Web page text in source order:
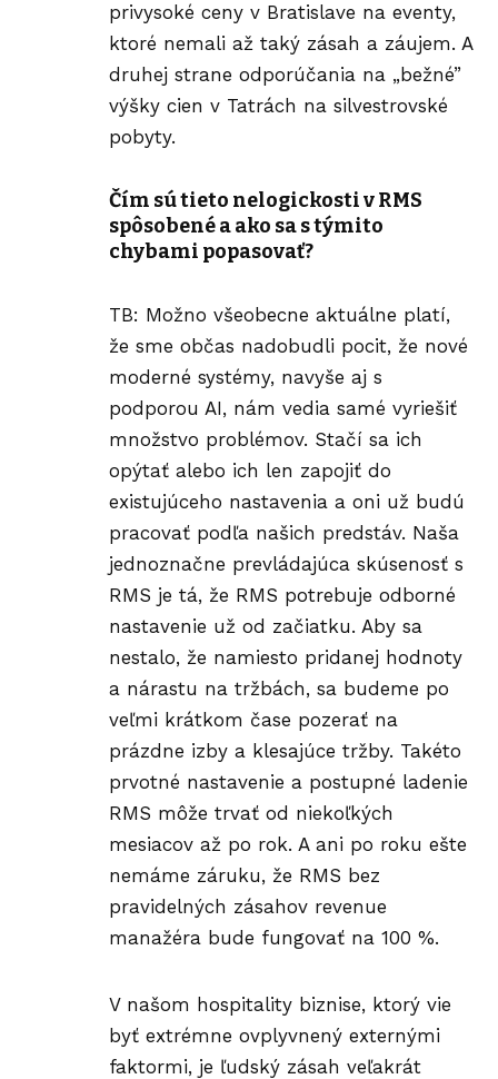
privysoké ceny v Bratislave na eventy,
ktoré nemali až taký zásah a záujem. A
druhej strane odporúčania na „bežné”
výšky cien v Tatrách na silvestrovské
pobyty.
Čím sú tieto nelogickosti v RMS
spôsobené a ako sa s týmito
chybami popasovať?
TB: Možno všeobecne aktuálne platí,
že sme občas nadobudli pocit, že nové
moderné systémy, navyše aj s
podporou AI, nám vedia samé vyriešiť
množstvo problémov. Stačí sa ich
opýtať alebo ich len zapojiť do
existujúceho nastavenia a oni už budú
pracovať podľa našich predstáv. Naša
jednoznačne prevládajúca skúsenosť s
RMS je tá, že RMS potrebuje odborné
nastavenie už od začiatku. Aby sa
nestalo, že namiesto pridanej hodnoty
a nárastu na tržbách, sa budeme po
veľmi krátkom čase pozerať na
prázdne izby a klesajúce tržby. Takéto
prvotné nastavenie a postupné ladenie
RMS môže trvať od niekoľkých
mesiacov až po rok. A ani po roku ešte
nemáme záruku, že RMS bez
pravidelných zásahov revenue
manažéra bude fungovať na 100 %.
V našom hospitality biznise, ktorý vie
byť extrémne ovplyvnený externými
faktormi, je ľudský zásah veľakrát